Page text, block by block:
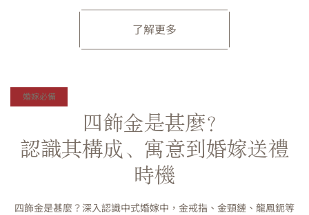
了解更多
四飾金是甚麼？
認識其構成、寓意到婚嫁送禮
時機
四飾金是甚麼？深入認識中式婚嫁中，金戒指、金頸鏈、龍鳳鈪等
婚嫁必備